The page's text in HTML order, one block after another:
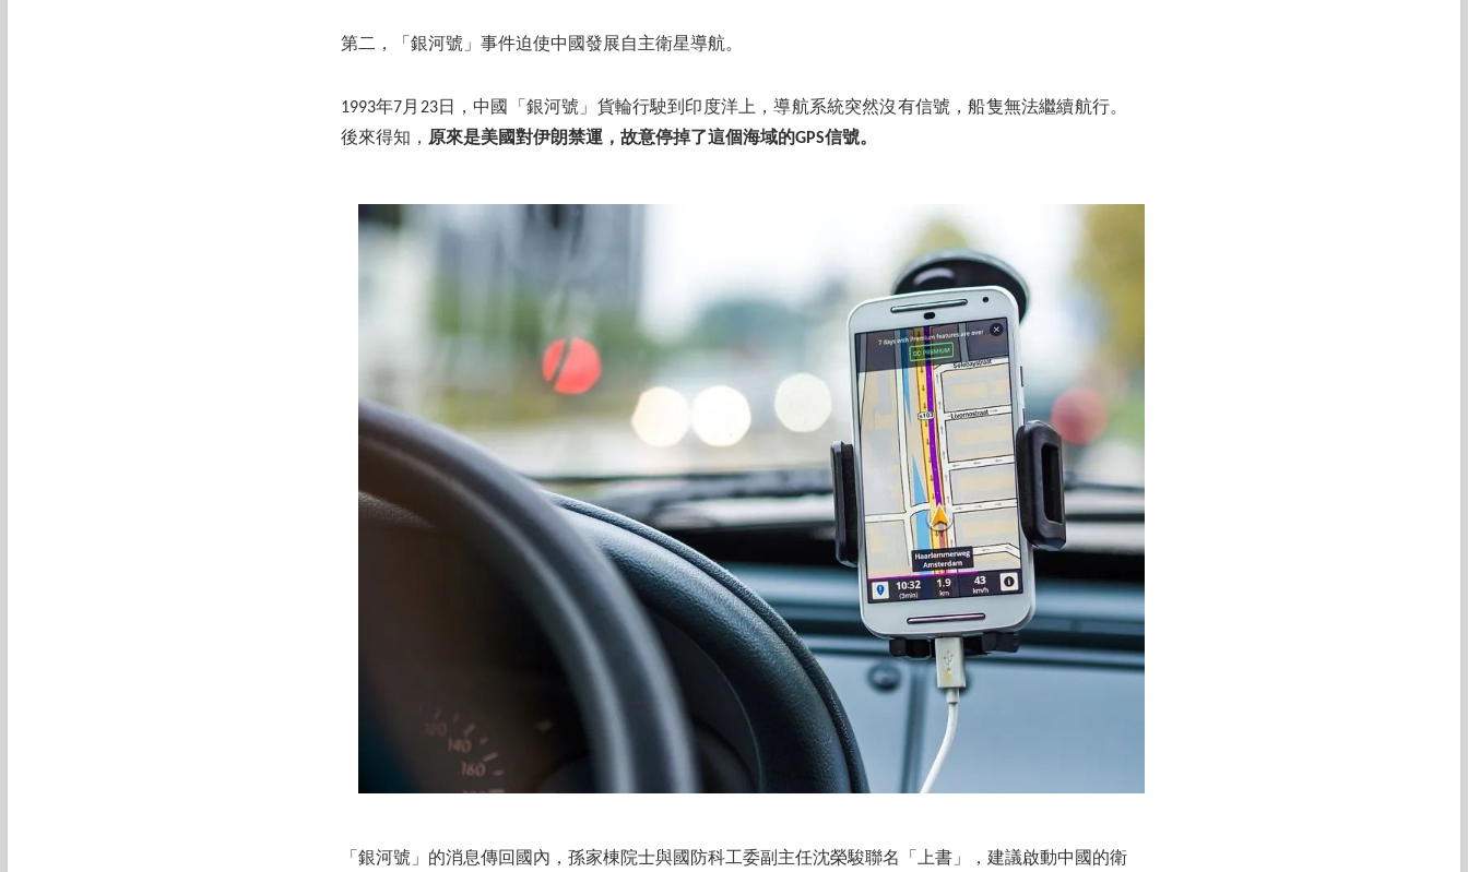
第二，「銀河號」事件迫使中國發展自主衛星導航。
1993年7月23日，中國「銀河號」貨輪行駛到印度洋上，導航系統突然沒有信號，船隻無法繼續航行。
後來得知， 原來是美國對伊朗禁運，故意停掉了這個海域的GPS信號。
「銀河號」的消息傳回國內，孫家棟院士與國防科工委副主任沈榮駿聯名「上書」，建議啟動中國的衛